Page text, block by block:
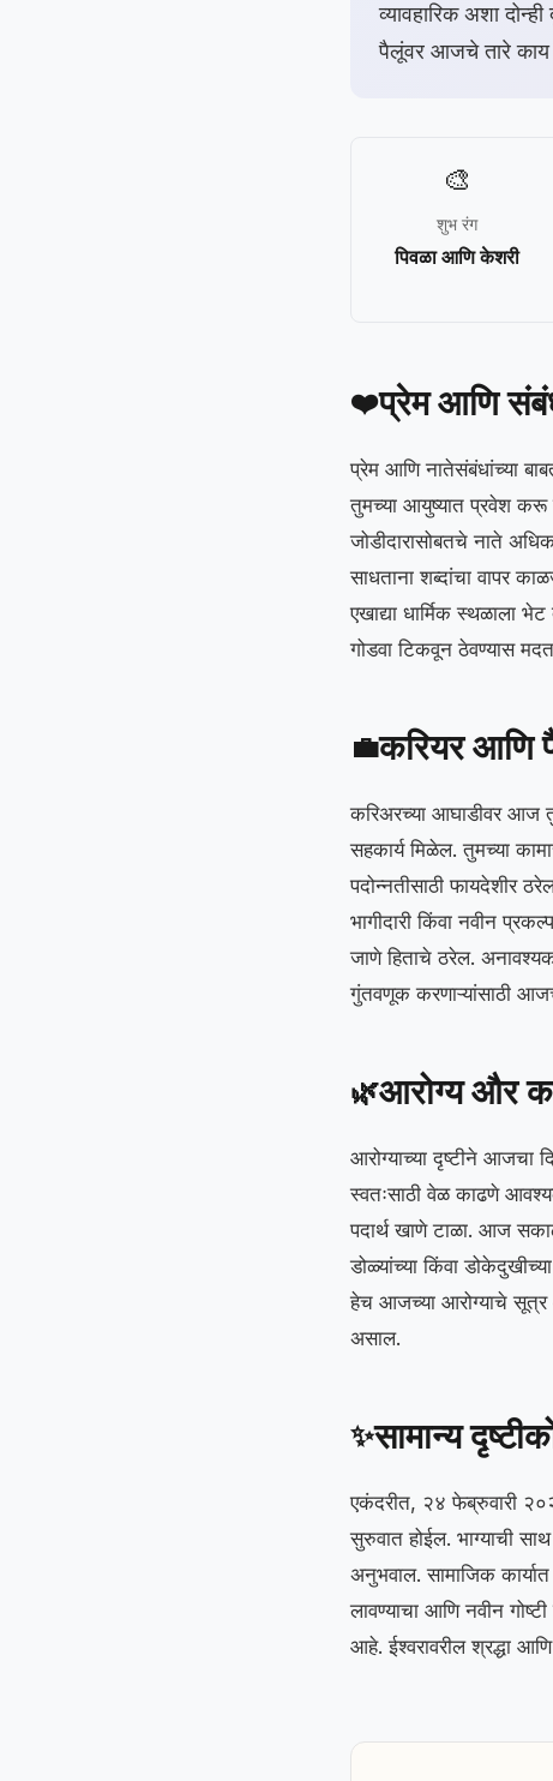
व्यावहारिक अशा
पैलूंवर आजचे तारे
🎨
शुभ रंग
पिवळा आणि केशरी
❤️प्रेम आणि
प्रेम आणि नातेसंबंधांच्या
तुमच्या आयुष्यात प्रवेश करू
जोडीदारासोबतचे नाते
साधताना शब्दांचा वापर
एखाद्या धार्मिक स्थळाला
गोडवा टिकवून ठेवण्यास
💼करियर आणि
करिअरच्या आघाडीवर आज
सहकार्य मिळेल. तुमच्या
पदोन्नतीसाठी फायदेशीर
भागीदारी किंवा नवीन
जाणे हिताचे ठरेल.
गुंतवणूक करणाऱ्यांसाठी
🌿आरोग्य और
आरोग्याच्या दृष्टीने आजचा
स्वतःसाठी वेळ काढणे
पदार्थ खाणे टाळा. आज
डोळ्यांच्या किंवा
हेच आजच्या आरोग्याचे सूत्र
असाल.
✨सामान्य
एकंदरीत, २४ फेब्रुवारी
सुरुवात होईल. भाग्याची
अनुभवाल. सामाजिक
लावण्याचा आणि नवीन
आहे. ईश्वरावरील श्रद्धा